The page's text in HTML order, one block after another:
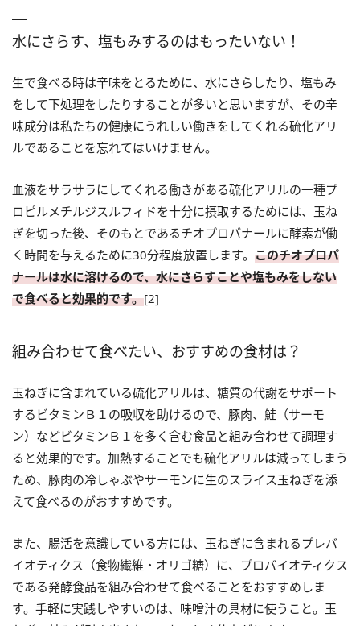
水にさらす、塩もみするのはもったいない！
生で食べる時は辛味をとるために、水にさらしたり、塩もみ
をして下処理をしたりすることが多いと思いますが、その辛
味成分は私たちの健康にうれしい働きをしてくれる硫化アリ
ルであることを忘れてはいけません。
血液をサラサラにしてくれる働きがある硫化アリルの一種プ
ロピルメチルジスルフィドを十分に摂取するためには、玉ね
ぎを切った後、そのもとであるチオプロパナールに酵素が働
く時間を与えるために30分程度放置します。 このチオプロパ
ナールは水に溶けるので、水にさらすことや塩もみをしない
で食べると効果的です。[2]
組み合わせて食べたい、おすすめの食材は？
玉ねぎに含まれている硫化アリルは、糖質の代謝をサポート
するビタミンＢ１の吸収を助けるので、豚肉、鮭（サーモ
ン）などビタミンＢ１を多く含む食品と組み合わせて調理す
ると効果的です。加熱することでも硫化アリルは減ってしまう
ため、豚肉の冷しゃぶやサーモンに生のスライス玉ねぎを添
えて食べるのがおすすめです。
また、腸活を意識している方には、玉ねぎに含まれるプレバ
イオティクス（食物繊維・オリゴ糖）に、プロバイオティクス
である発酵食品を組み合わせて食べることをおすすめしま
す。手軽に実践しやすいのは、味噌汁の具材に使うこと。玉